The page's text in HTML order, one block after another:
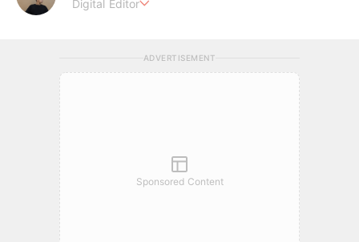
Digital Editor
ADVERTISEMENT
Sponsored Content